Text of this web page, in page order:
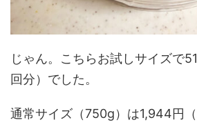
じゃん。こちらお試しサイズで
回分）でした。
通常サイズ（750g）は1,944円（